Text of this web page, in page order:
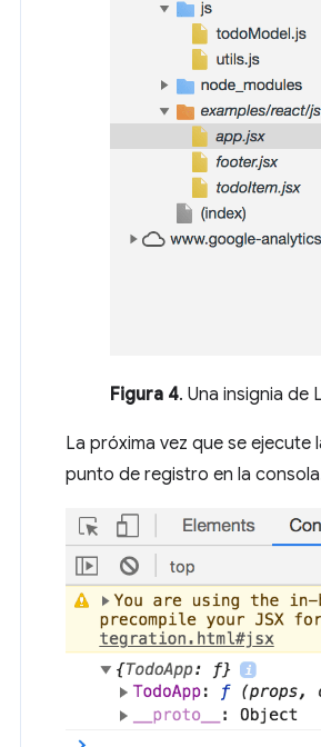
Figura 4. Una insignia de
La próxima vez que se
punto de registro en la